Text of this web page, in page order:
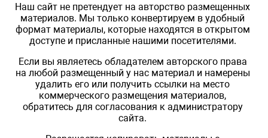
Наш сайт не претендует на авторство размещенных
материалов. Мы только конвертируем в удобный
формат материалы, которые находятся в открытом
доступе и присланные нашими посетителями.
Если вы являетесь обладателем авторского права
на любой размещенный у нас материал и намерены
удалить его или получить ссылки на место
коммерческого размещения материалов,
обратитесь для согласования к администратору
сайта.